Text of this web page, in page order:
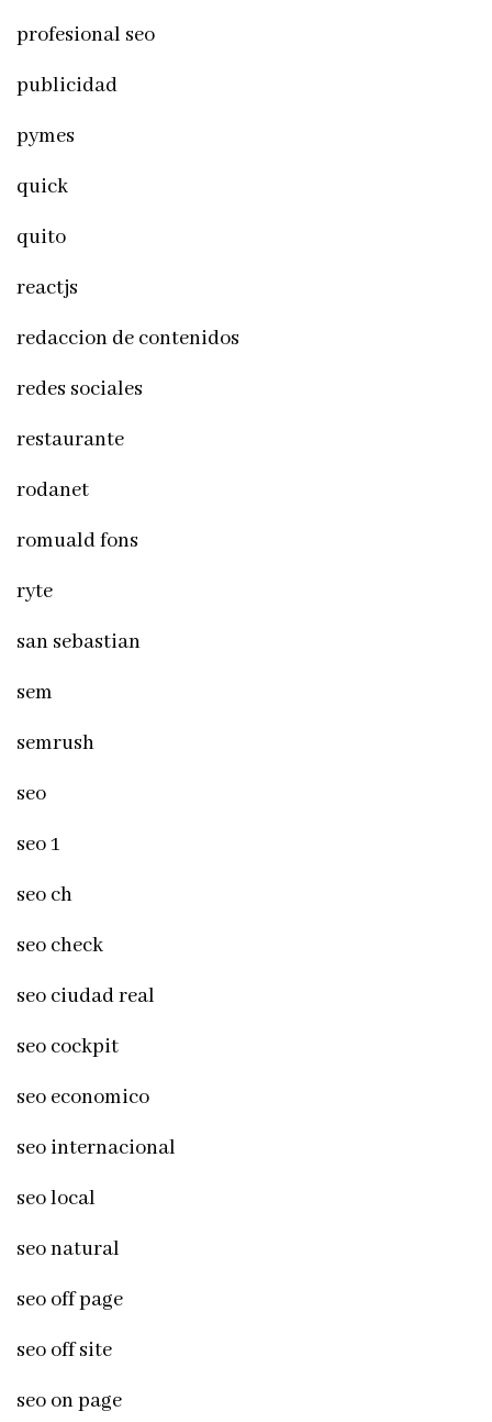
profesional seo
publicidad
pymes
quick
quito
reactjs
redaccion de contenidos
redes sociales
restaurante
rodanet
romuald fons
ryte
san sebastian
sem
semrush
seo
seo 1
seo ch
seo check
seo ciudad real
seo cockpit
seo economico
seo internacional
seo local
seo natural
seo off page
seo off site
seo on page